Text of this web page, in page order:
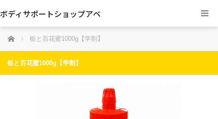
ボディサポートショップアベ
ホーム 栃と百花蜜1000g【学割】
栃と百花蜜1000g【学割】